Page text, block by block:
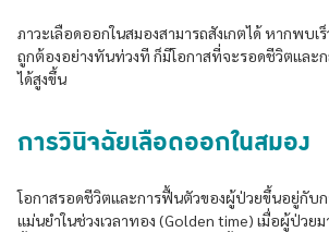
ภาวะเลือดออกในสมองสามารถสังเกตได้ หากพบเ
ถูกต้องอย่างทันท่วงที ก็มีโอกาสที่จะรอดชีวิตและ
ได้สูงขึ้น
การวินิจฉัยเลือดออกในสมอง
โอกาสรอดชีวิตและการฟื้นตัวของผู้ป่วยขึ้นอยู่กับก
แม่นยำในช่วงเวลาทอง (Golden time) เมื่อผู้ป่วย